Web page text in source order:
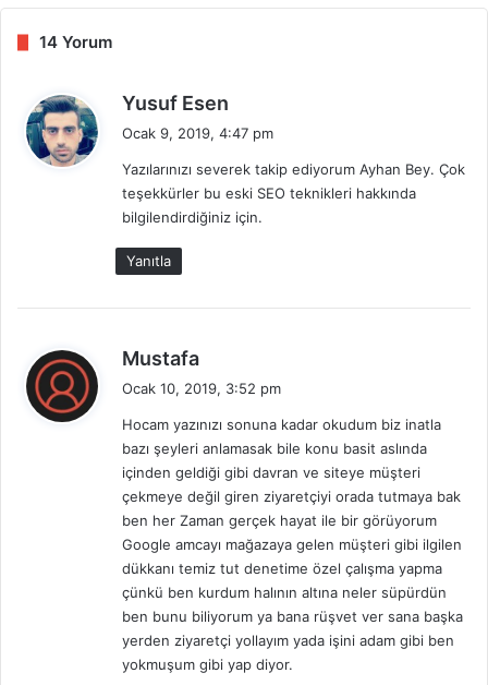
14 Yorum
Yusuf Esen
e
i
k
i
Ocak 9, 2019, 4:47 pm
Yazılarınızı severek takip ediyorum Ayhan Bey. Çok
teşekkürler bu eski SEO teknikleri hakkında
bilgilendirdiğiniz için.
Yanıtla
Mustafa
e
i
k
i
:
Ocak 10, 2019, 3:52 pm
Hocam yazınızı sonuna kadar okudum biz inatla
bazı şeyleri anlamasak bile konu basit aslında
içinden geldiği gibi davran ve siteye müşteri
çekmeye değil giren ziyaretçiyi orada tutmaya bak
ben her Zaman gerçek hayat ile bir görüyorum
Google amcayı mağazaya gelen müşteri gibi ilgilen
dükkanı temiz tut denetime özel çalışma yapma
çünkü ben kurdum halının altına neler süpürdün
ben bunu biliyorum ya bana rüşvet ver sana başka
yerden ziyaretçi yollayım yada işini adam gibi ben
yokmuşum gibi yap diyor.